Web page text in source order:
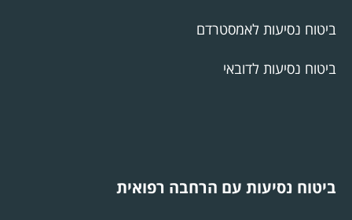
ביטוח נסיעות לאמסטרדם
ביטוח נסיעות לדובאי
ביטוח נסיעות עם הרחבה רפואית